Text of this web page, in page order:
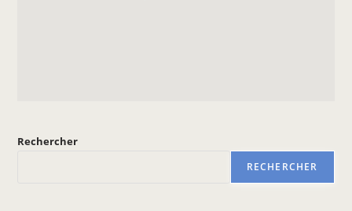
Rechercher
RECHERCHER